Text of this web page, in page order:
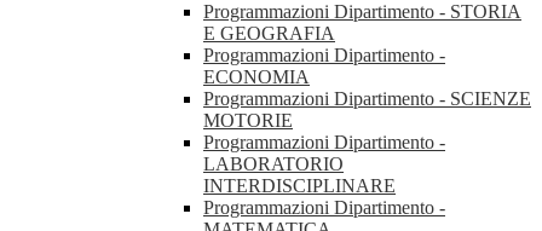
Programmazioni Dipartimento - STORIA
E GEOGRAFIA
Programmazioni Dipartimento -
ECONOMIA
Programmazioni Dipartimento - SCIENZE
MOTORIE
Programmazioni Dipartimento -
LABORATORIO
INTERDISCIPLINARE
Programmazioni Dipartimento -